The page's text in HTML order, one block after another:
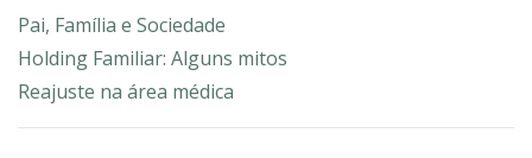
Pai, Família e Sociedade
Holding Familiar: Alguns mitos
Reajuste na área médica